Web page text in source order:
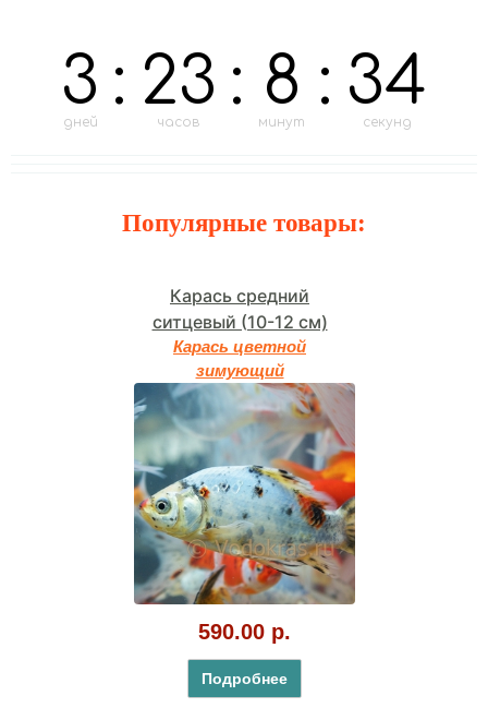
3
дней
: 23
часов
: 8
минут
: 32
секунд
Популярные товары:
Карась средний
ситцевый (10-12 см)
Карась цветной
зимующий
590.00 р.
Подробнее